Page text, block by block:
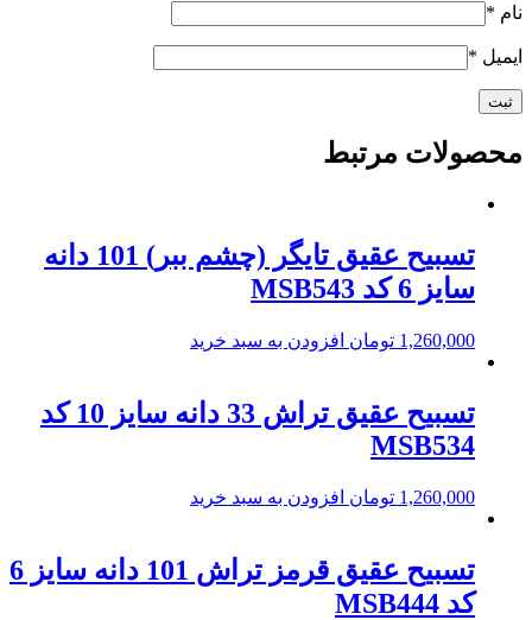
نام *
ایمیل *
محصولات مرتبط
تسبیح عقیق تایگر (چشم ببر) 101 دانه
سایز 6 کد MSB543
1,260,000 تومان افزودن به سبد خرید
تسبیح عقیق تراش 33 دانه سایز 10 کد
MSB534
1,260,000 تومان افزودن به سبد خرید
تسبیح عقیق قرمز تراش 101 دانه سایز 6
کد MSB444